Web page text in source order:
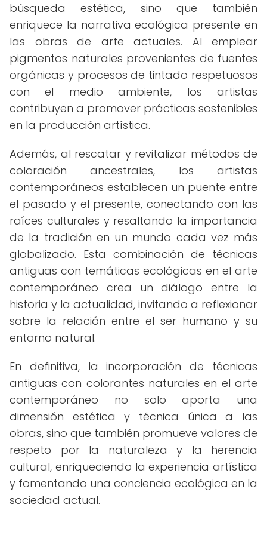
búsqueda estética, sino que también
enriquece la narrativa ecológica presente en
las obras de arte actuales. Al emplear
pigmentos naturales provenientes de fuentes
orgánicas y procesos de tintado respetuosos
con el medio ambiente, los artistas
contribuyen a promover prácticas sostenibles
en la producción artística.
Además, al rescatar y revitalizar métodos de
coloración ancestrales, los artistas
contemporáneos establecen un puente entre
el pasado y el presente, conectando con las
raíces culturales y resaltando la importancia
de la tradición en un mundo cada vez más
globalizado. Esta combinación de técnicas
antiguas con temáticas ecológicas en el arte
contemporáneo crea un diálogo entre la
historia y la actualidad, invitando a reflexionar
sobre la relación entre el ser humano y su
entorno natural.
En definitiva, la incorporación de técnicas
antiguas con colorantes naturales en el arte
contemporáneo no solo aporta una
dimensión estética y técnica única a las
obras, sino que también promueve valores de
respeto por la naturaleza y la herencia
cultural, enriqueciendo la experiencia artística
y fomentando una conciencia ecológica en la
sociedad actual.